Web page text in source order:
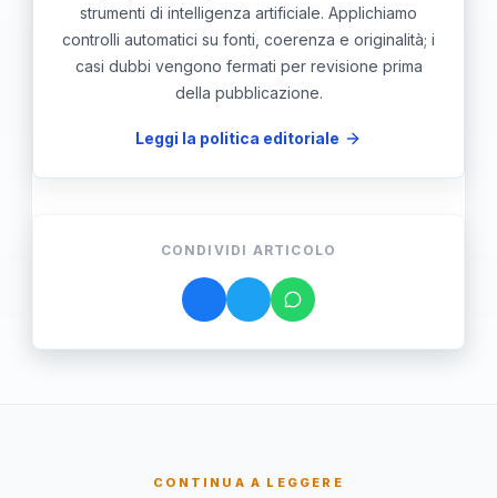
strumenti di intelligenza artificiale. Applichiamo
controlli automatici su fonti, coerenza e originalità; i
casi dubbi vengono fermati per revisione prima
della pubblicazione.
Leggi la politica editoriale
CONDIVIDI ARTICOLO
CONTINUA A LEGGERE